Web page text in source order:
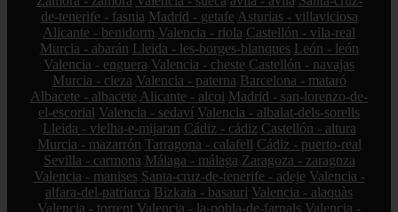
de-tenerife - fasnia Madrid - getafe Asturias - villaviciosa
Alicante - benidorm Valencia - riola Castellón - vila-real
Murcia - abarán Lleida - les-borges-blanques León - león
Valencia - enguera Valencia - cheste Castellón - navajas
Murcia - cieza Valencia - paterna Barcelona - mataró
Albacete - albacete Alicante - alcoi Madrid - san-lorenzo-de-
el-escorial Valencia - sedaví Valencia - albalat-dels-sorells
Lleida - vielha-e-mijaran Cádiz - cádiz Castellón - altura
Murcia - mazarrón Tarragona - calafell Cádiz - puerto-real
Sevilla - carmona Málaga - málaga Zaragoza - zaragoza
Valencia - manises Santa-cruz-de-tenerife - adeje Valencia -
alfara-del-patriarca Bizkaia - basauri Valencia - alaquàs
Valencia - torrent Valencia - la-pobla-de-farnals Valencia -